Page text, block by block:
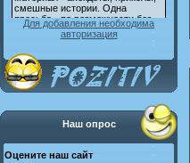
Для добавления необходима
авторизация
Наш опрос
Оцените наш сайт